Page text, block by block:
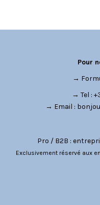
Pour
→
→ Tel :
→ Email :
Pro / B2B :
Exclusivement réservé aux